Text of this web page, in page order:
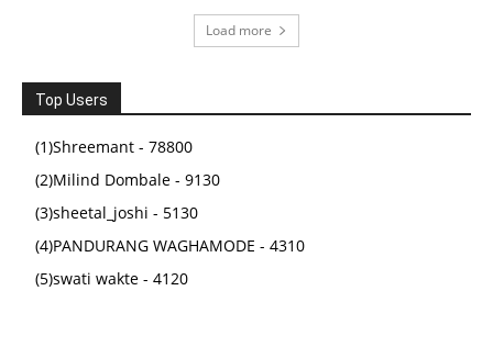
(as of February 25, 2026 03:21 GMT +05:30 -
Load more
Top Users
(1)Shreemant - 78800
(2)Milind Dombale - 9130
(3)sheetal_joshi - 5130
(4)PANDURANG WAGHAMODE - 4310
(5)swati wakte - 4120